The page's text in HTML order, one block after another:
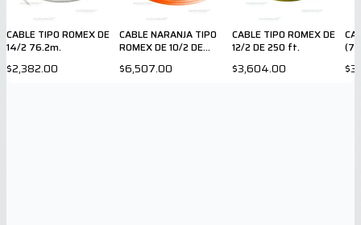
CABLE TIPO ROMEX DE
14/2 76.2m.
$2,382.00
CABLE NARANJA TIPO
ROMEX DE 10/2 DE
$6,507.00
CABLE TIPO ROMEX DE
12/2 DE 250 ft.
$3,604.00